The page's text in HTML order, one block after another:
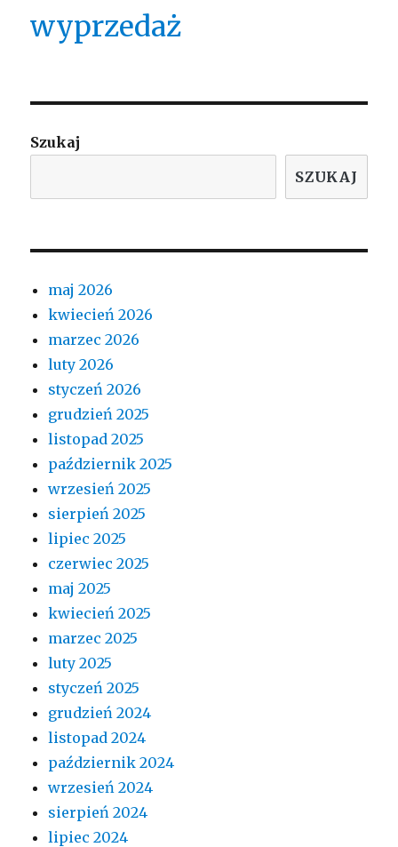
wyprzedaż
Szukaj
SZUKAJ
maj 2026
kwiecień 2026
marzec 2026
luty 2026
styczeń 2026
grudzień 2025
listopad 2025
październik 2025
wrzesień 2025
sierpień 2025
lipiec 2025
czerwiec 2025
maj 2025
kwiecień 2025
marzec 2025
luty 2025
styczeń 2025
grudzień 2024
listopad 2024
październik 2024
wrzesień 2024
sierpień 2024
lipiec 2024